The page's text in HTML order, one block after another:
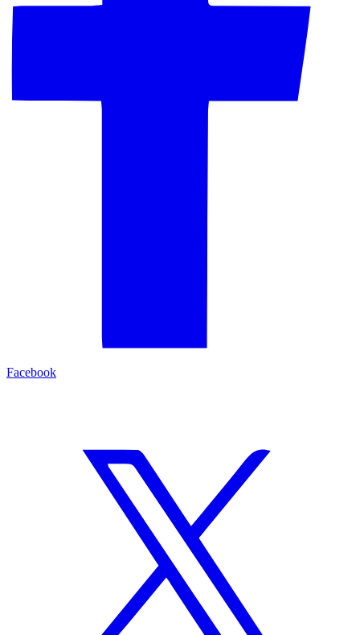
Facebook